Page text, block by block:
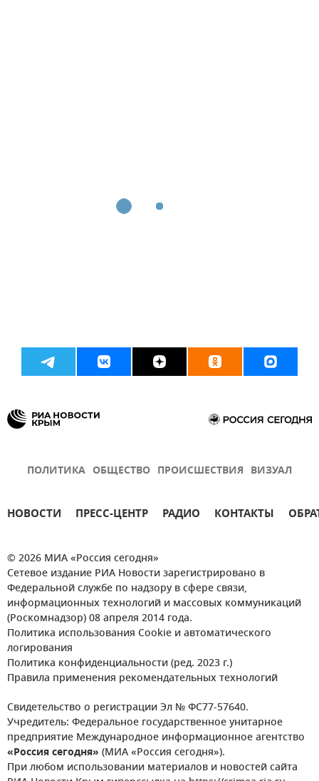
ПОЛИТИКА ОБЩЕСТВО ПРОИСШЕСТВИЯ ВИЗУАЛ
НОВОСТИ ПРЕСС-ЦЕНТР РАДИО КОНТАКТЫ
© 2026 МИА «Россия сегодня»
Сетевое издание РИА Новости зарегистрировано в
Федеральной службе по надзору в сфере связи,
информационных технологий и массовых коммуникаций
(Роскомнадзор) 08 апреля 2014 года.
Политика использования Cookie и автоматического
логирования
Политика конфиденциальности (ред. 2023 г.)
Правила применения рекомендательных технологий
Свидетельство о регистрации Эл № ФС77-57640.
Учредитель: Федеральное государственное унитарное
предприятие Международное информационное агентство
«Россия сегодня» (МИА «Россия сегодня»).
При любом использовании материалов и новостей сайта